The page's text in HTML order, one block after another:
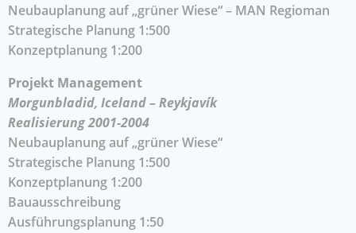
Neubauplanung auf „grüner Wiese“ – MAN Regioman
Strategische Planung 1:500
Konzeptplanung 1:200
Projekt Management
Morgunbladid, Iceland – Reykjavík
Realisierung 2001-2004
Neubauplanung auf „grüner Wiese“
Strategische Planung 1:500
Konzeptplanung 1:200
Bauausschreibung
Ausführungsplanung 1:50